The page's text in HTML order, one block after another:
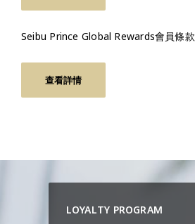
Seibu Prince Global Rewards會員條款
查看詳情
LOYALTY PROGRAM